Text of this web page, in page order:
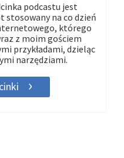
podcastu jest
stosowany na co dzień
którego
z moim gościem
przykładami, dzieląc
narzędziami.